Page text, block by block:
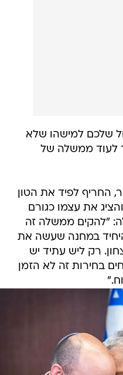
שלכם למישהו שלא
לעוד ממשלה של
ב-16 בפברואר, החריף לפיד את הטון
את עצמו כגורם
"להקים ממשלה זה
במחנה שעשה את
רק ליש עתיד יש
בחירות זה לא הזמן